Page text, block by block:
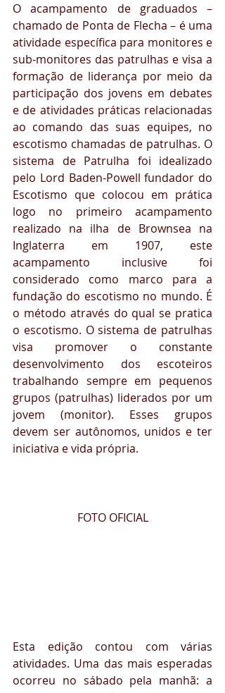
O acampamento de graduados –
chamado de Ponta de Flecha – é uma
atividade específica para monitores e
sub-monitores das patrulhas e visa a
formação de liderança por meio da
participação dos jovens em debates
e de atividades práticas relacionadas
ao comando das suas equipes, no
escotismo chamadas de patrulhas. O
sistema de Patrulha foi idealizado
pelo Lord Baden-Powell fundador do
Escotismo que colocou em prática
logo no primeiro acampamento
realizado na ilha de Brownsea na
Inglaterra em 1907, este
acampamento inclusive foi
considerado como marco para a
fundação do escotismo no mundo. É
o método através do qual se pratica
o escotismo. O sistema de patrulhas
visa promover o constante
desenvolvimento dos escoteiros
trabalhando sempre em pequenos
grupos (patrulhas) liderados por um
jovem (monitor). Esses grupos
devem ser autônomos, unidos e ter
iniciativa e vida própria.
FOTO OFICIAL
Esta edição contou com várias
atividades. Uma das mais esperadas
ocorreu no sábado pela manhã: a